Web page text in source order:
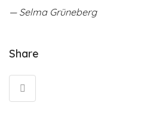
— Selma Grüneberg
Share